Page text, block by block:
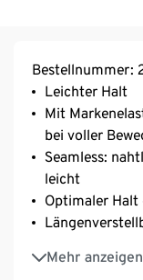
Bestellnummer:
Leichter Halt
Mit
bei voller
Seamless:
leicht
Optimaler
Mehr anzeigen
Rippstruktur